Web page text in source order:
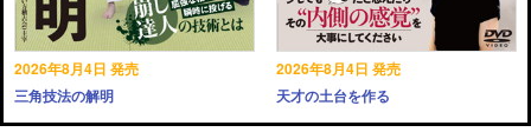
2026年8月4日 発売
三角技法の解明
2026年8月4日 発売
天才の土台を作る